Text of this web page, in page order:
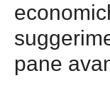
pane